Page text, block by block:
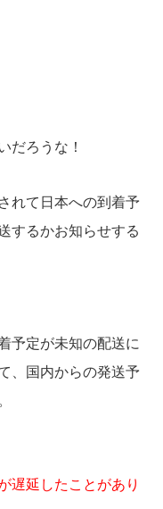
だろうな！
れて日本への到着予
するかお知らせする
予定が未知の配送に
、国内からの発送予
遅延したことがあり